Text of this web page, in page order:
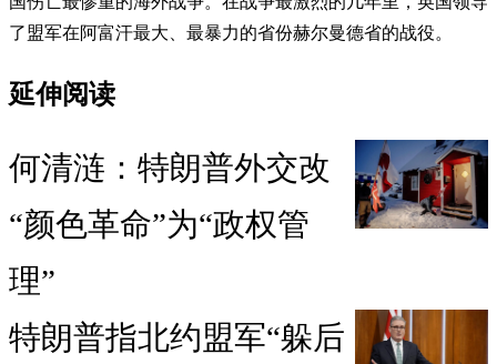
了盟军在阿富汗最大、最暴力的省份赫尔曼德省的战役。
延伸阅读
何清涟：特朗普外交改
“颜色革命”为“政权管
理”
特朗普指北约盟军“躲后